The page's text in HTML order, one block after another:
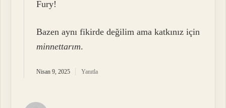
Fury!
Bazen aynı fikirde değilim ama katkınız için
minnettarım.
Nisan 9, 2025 Yanıtla